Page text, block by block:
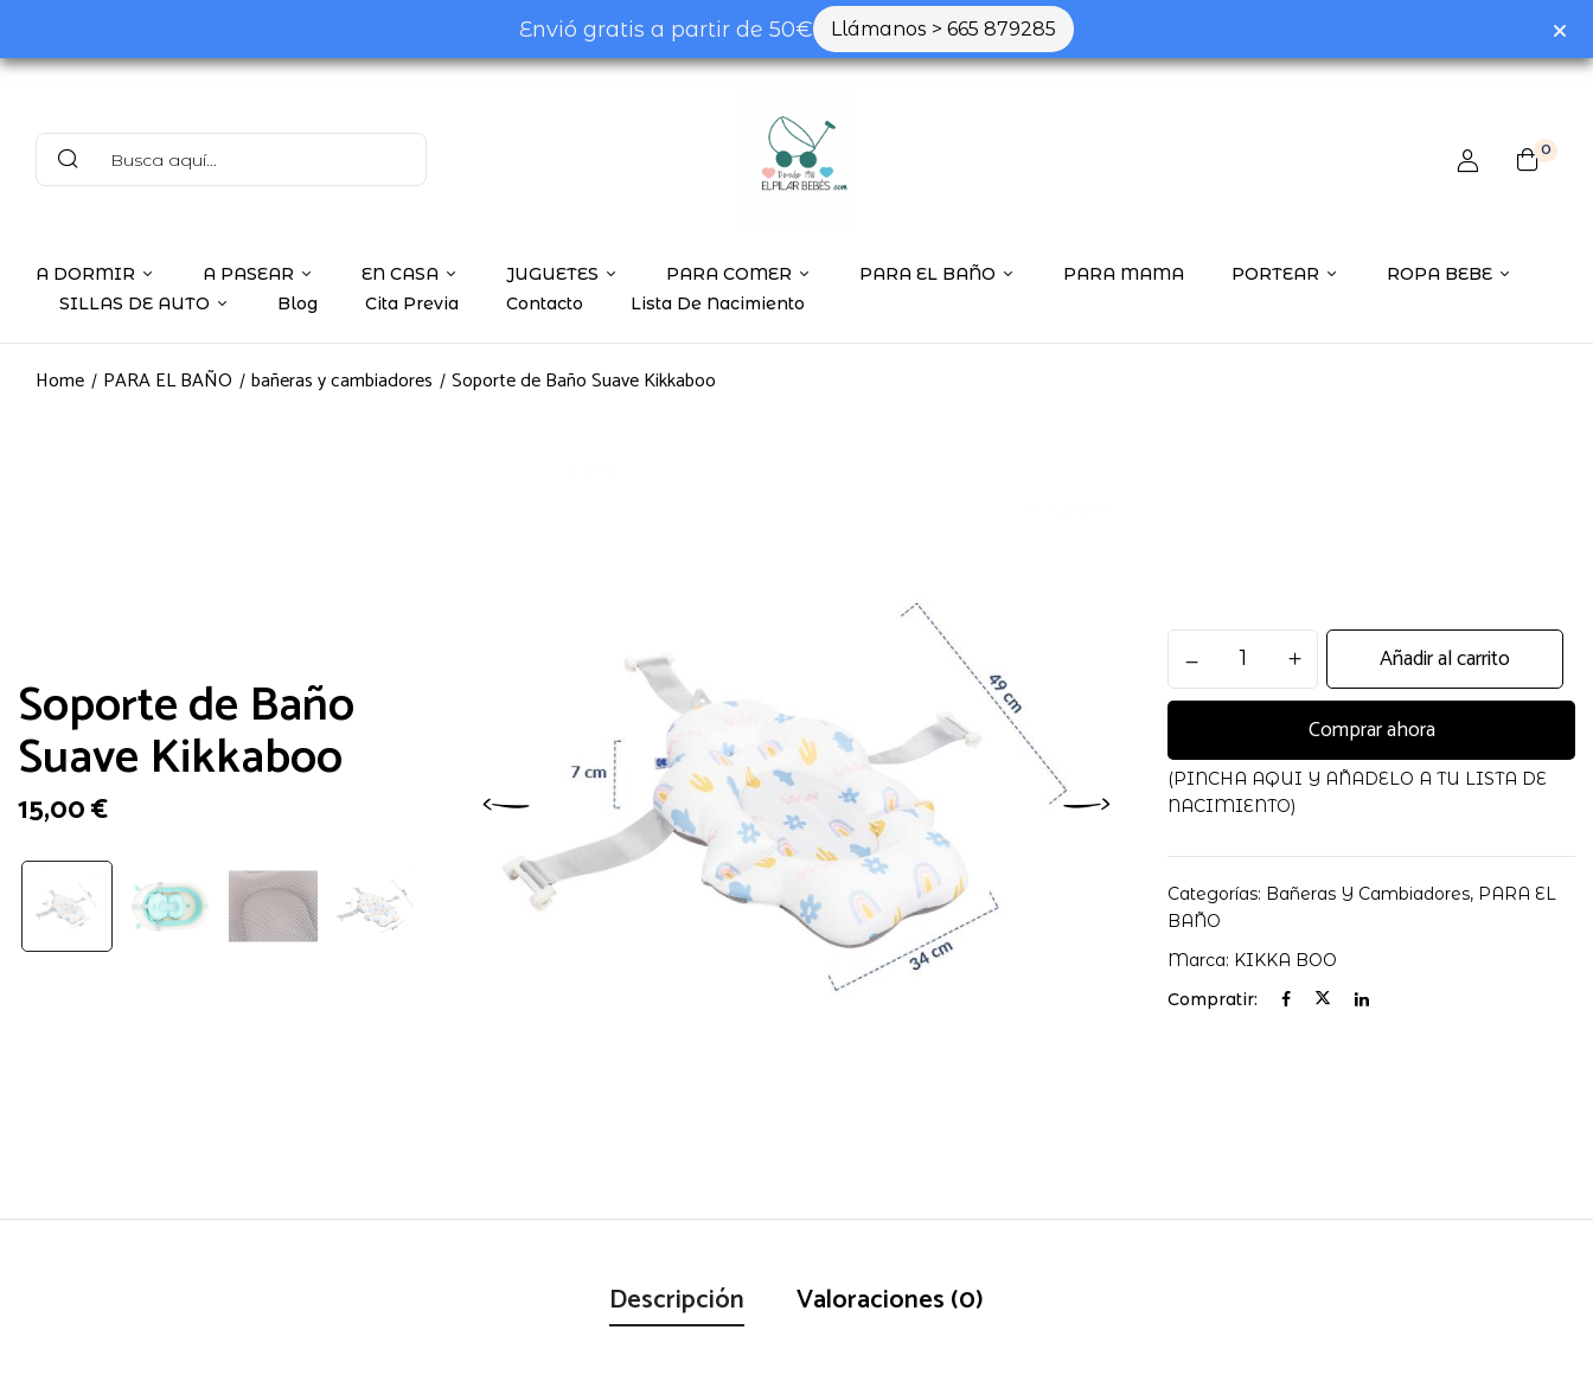
Envió gratis a partir de 50€ Llámanos > 665 879285
0
A DORMIR A PASEAR EN CASA JUGUETES PARA COMER PARA EL BAÑO PARA MAMA PORTEAR
ROPA BEBE
SILLAS DE AUTO
Blog Cita Previa Contacto Lista De Nacimiento
Home PARA EL BAÑO bañeras y cambiadores Soporte de Baño Suave Kikkaboo
Soporte de Baño
Suave Kikkaboo
15,00€
de
Baño
Kikkaboo
cantidad
Añadir al carrito
Comprar ahora
(PINCHA AQUI Y AÑADELO A TU LISTA DE
NACIMIENTO)
Categorías: Bañeras Y Cambiadores, PARA EL
BAÑO
Marca: KIKKA BOO
Compratir:
Descripción Valoraciones (0)